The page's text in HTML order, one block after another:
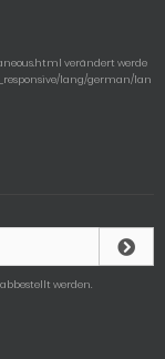
verändert werde
lang/german/lan
werden.